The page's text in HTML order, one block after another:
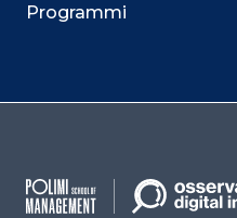
Programmi